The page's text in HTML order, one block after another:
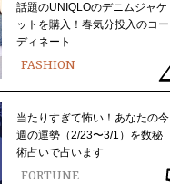
話題のUNIQLOのデニムジャケ
ットを購入！春気分投入のコー
ディネート
FASHION
当たりすぎて怖い！あなたの今
週の運勢（2/23〜3/1）を数秘
術占いで占います
FORTUNE